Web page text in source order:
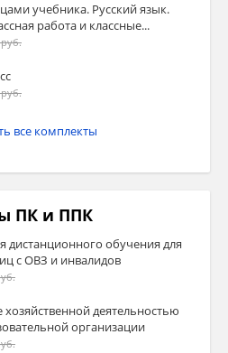
учебника. Русский язык.
работа и классные...
все комплекты
ПК и ППК
дистанционного обучения для
с ОВЗ и инвалидов
хозяйственной деятельностью
организации